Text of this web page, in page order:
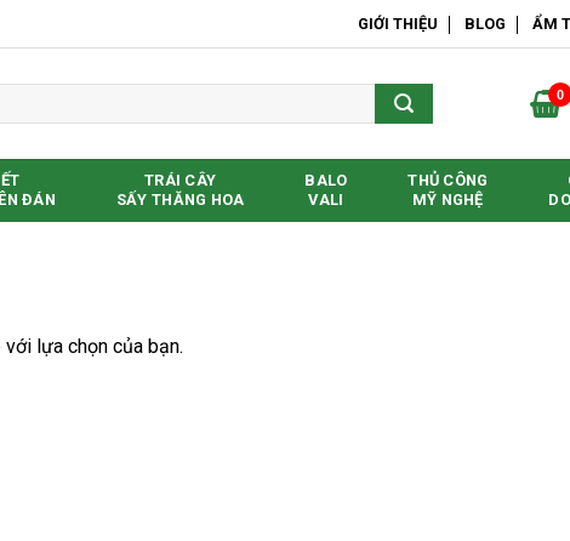
GIỚI THIỆU BLOG ẨM
0
ĐÁN
TRÁI CÂY
SẤY THĂNG HOA
BALO
VALI
THỦ CÔNG
MỸ NGHỆ
lựa chọn của bạn.